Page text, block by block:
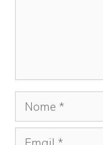
Nome
Email